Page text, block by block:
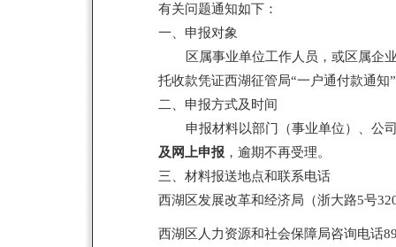
有关问题通知如下：
一、申报对象
区属事业单位工作人员，或区属企
托收款凭证西湖征管局“一户通付款通
二、申报方式及时间
申报材料以部门（事业单位）、公
及网上申报 ，逾期不再受理。
三、材料报送地点和联系电话
西湖区发展改革和经济局（浙大路5号
西湖区人力资源和社会保障局咨询电话